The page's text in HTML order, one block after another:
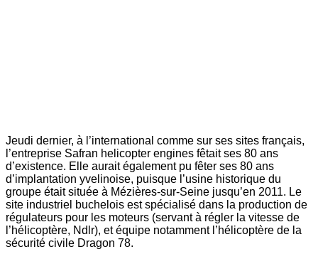
Jeudi dernier, à l’international comme sur ses sites français,
l’entreprise Safran helicopter engines fêtait ses 80 ans
d’existence. Elle aurait également pu fêter ses 80 ans
d’implantation yvelinoise, puisque l’usine historique du
groupe était située à Mézières-sur-Seine jusqu’en 2011. Le
site industriel buchelois est spécialisé dans la production de
régulateurs pour les moteurs (servant à régler la vitesse de
l’hélicoptère, Ndlr), et équipe notamment l’hélicoptère de la
sécurité civile Dragon 78.